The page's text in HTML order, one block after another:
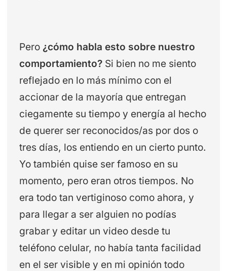
Pero ¿cómo habla esto sobre nuestro
comportamiento? Si bien no me siento
reflejado en lo más mínimo con el
accionar de la mayoría que entregan
ciegamente su tiempo y energía al hecho
de querer ser reconocidos/as por dos o
tres días, los entiendo en un cierto punto.
Yo también quise ser famoso en su
momento, pero eran otros tiempos. No
era todo tan vertiginoso como ahora, y
para llegar a ser alguien no podías
grabar y editar un video desde tu
teléfono celular, no había tanta facilidad
en el ser visible y en mi opinión todo